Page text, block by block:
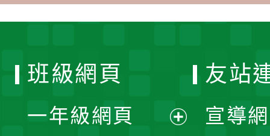
班級網頁
一年級網頁
友站
宣導